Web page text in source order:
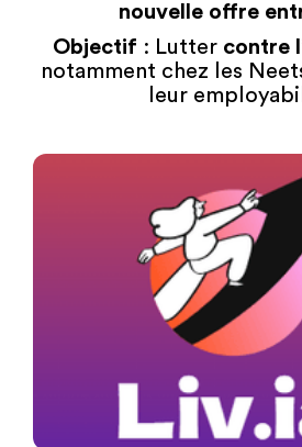
nouvelle offre
Objectif : Lutter contre
notamment chez les
leur